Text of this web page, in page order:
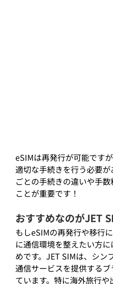
eSIMは再発行が可能です
適切な手続きを行う必要
ごとの手続きの違いや手
ことが重要です！
おすすめなのがJET
もしeSIMの再発行や移行
に通信環境を整えたい方
めです。JET SIMは、シン
通信サービスを提供する
ています。特に海外旅行